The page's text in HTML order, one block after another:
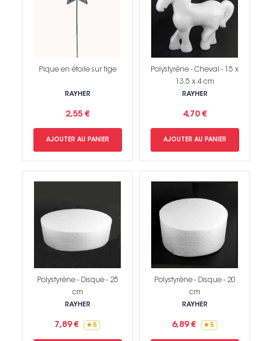
Pique en étoile sur tige
RAYHER
2,55 €
AJOUTER AU PANIER
Polystyrène - Cheval - 15 x
13.5 x 4 cm
RAYHER
4,70 €
AJOUTER AU PANIER
Polystyrène - Disque - 25
cm
RAYHER
7,89 € 5
Polystyrène - Disque - 20
cm
RAYHER
6,89 € 5